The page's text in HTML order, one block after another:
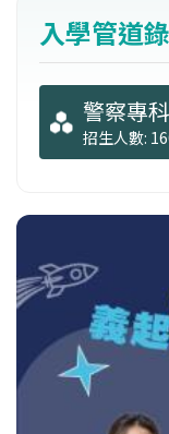
據此，警察專
念，建教合作
教育。換言
訓育輔導機
相關領域大學
入學管道
警察專科
招生人數: